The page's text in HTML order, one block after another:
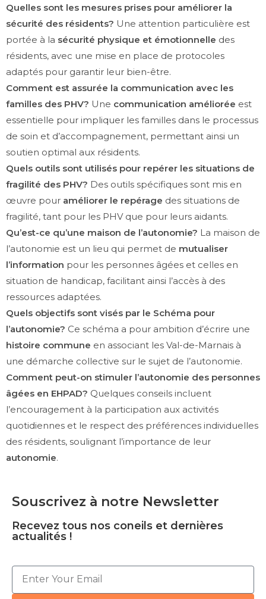
Quelles sont les mesures prises pour améliorer la
sécurité des résidents? Une attention particulière est
portée à la sécurité physique et émotionnelle des
résidents, avec une mise en place de protocoles
adaptés pour garantir leur bien-être.
Comment est assurée la communication avec les
familles des PHV? Une communication améliorée est
essentielle pour impliquer les familles dans le processus
de soin et d’accompagnement, permettant ainsi un
soutien optimal aux résidents.
Quels outils sont utilisés pour repérer les situations de
fragilité des PHV? Des outils spécifiques sont mis en
œuvre pour améliorer le repérage des situations de
fragilité, tant pour les PHV que pour leurs aidants.
Qu’est-ce qu’une maison de l’autonomie? La maison de
l’autonomie est un lieu qui permet de mutualiser
l’information pour les personnes âgées et celles en
situation de handicap, facilitant ainsi l’accès à des
ressources adaptées.
Quels objectifs sont visés par le Schéma pour
l’autonomie? Ce schéma a pour ambition d’écrire une
histoire commune en associant les Val-de-Marnais à
une démarche collective sur le sujet de l’autonomie.
Comment peut-on stimuler l’autonomie des personnes
âgées en EHPAD? Quelques conseils incluent
l’encouragement à la participation aux activités
quotidiennes et le respect des préférences individuelles
des résidents, soulignant l’importance de leur
autonomie.
Souscrivez à notre Newsletter
Recevez tous nos coneils et dernières
actualités !